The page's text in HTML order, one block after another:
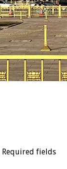
Required fields